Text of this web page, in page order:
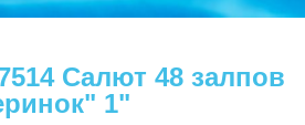
Салют 48 залпов
1"